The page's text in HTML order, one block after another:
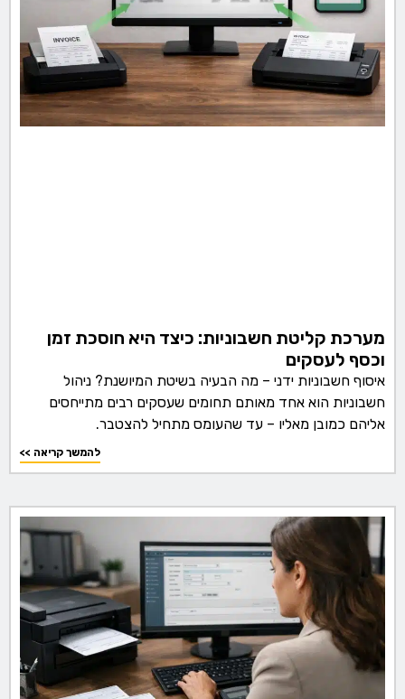
מערכת קליטת חשבוניות: כיצד היא חוסכת זמן
וכסף לעסקים
איסוף חשבוניות ידני – מה הבעיה בשיטת המיושנת? ניהול
חשבוניות הוא אחד מאותם תחומים שעסקים רבים מתייחסים
אליהם כמובן מאליו – עד שהעומס מתחיל להצטבר.
<< להמשך קריאה